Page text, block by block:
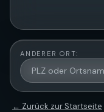
ANDERER ORT:
← Zurück zur Startseite